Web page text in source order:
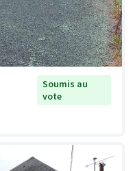
Soumis au
vote